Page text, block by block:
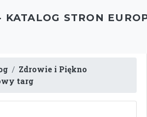
STRON
Zdrowie i Piękno
targ